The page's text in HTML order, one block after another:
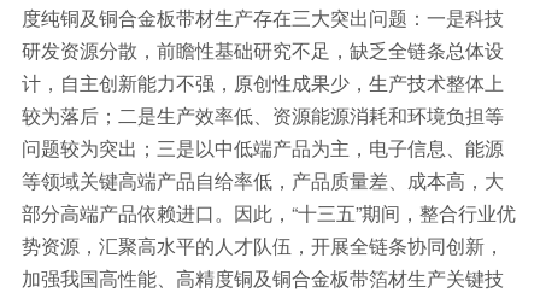
度纯铜及铜合金板带材生产存在三大突出问题：一是科技
研发资源分散，前瞻性基础研究不足，缺乏全链条总体设
计，自主创新能力不强，原创性成果少，生产技术整体上
较为落后；二是生产效率低、资源能源消耗和环境负担等
问题较为突出；三是以中低端产品为主，电子信息、能源
等领域关键高端产品自给率低，产品质量差、成本高，大
部分高端产品依赖进口。因此，“十三五”期间，整合行业优
势资源，汇聚高水平的人才队伍，开展全链条协同创新，
加强我国高性能、高精度铜及铜合金板带箔材生产关键技